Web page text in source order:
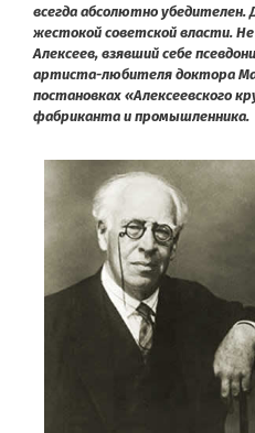
всегда абсолютно убедителен.
жестокой советской власти.
Алексеев, взявший себе
артиста-любителя доктора
постановках «Алексеевского
фабриканта и промышленника.